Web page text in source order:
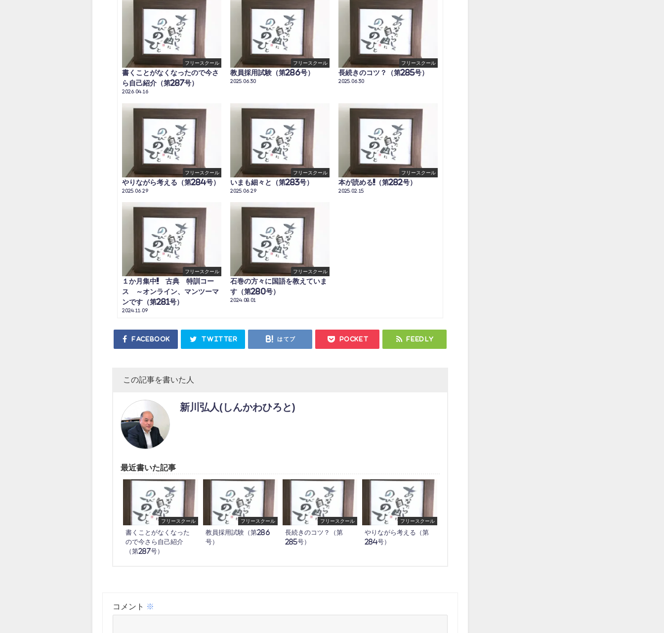
フリースクール
書くことがなくなったので今さ
ら自己紹介（第287号）
2026.04.16
フリースクール
教員採用試験（第286号）
2025.06.30
フリースクール
長続きのコツ？（第285号）
2025.06.30
フリースクール
やりながら考える（第284号）
2025.06.29
フリースクール
いまも細々と（第283号）
2025.06.29
フリースクール
本が読める!!（第282号）
2025.02.15
フリースクール
１か月集中!! 古典 特訓コー
ス ～オンライン、マンツーマ
ンです（第281号）
2024.11.09
フリースクール
石巻の方々に国語を教えていま
す（第280号）
2024.08.01
Facebook Twitter はてブ Pocket Feedly
この記事を書いた人
新川弘人(しんかわひろと)
最近書いた記事
フリースクール
書くことがなくなった
ので今さら自己紹介
（第287号）
フリースクール
教員採用試験（第286
号）
フリースクール
長続きのコツ？（第
285号）
フリースクール
やりながら考える（第
284号）
コメント ※